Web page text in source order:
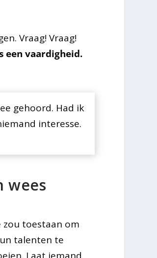
Vraag! Vraag!
een vaardigheid.
gehoord. Had ik
interesse.
wees
zou toestaan om
talenten te
Laat iemand